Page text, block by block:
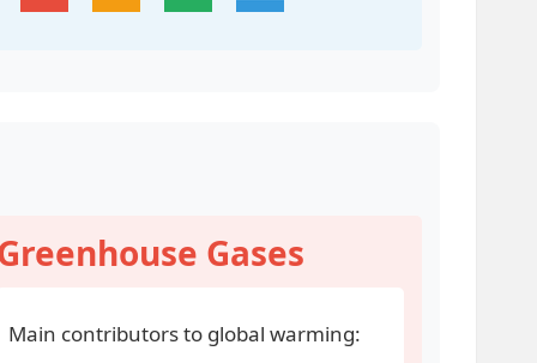
Gases
Main contributors to global warming: